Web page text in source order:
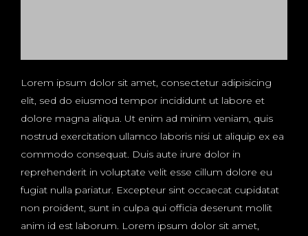
Lorem ipsum dolor sit amet, consectetur adipisicing
elit, sed do eiusmod tempor incididunt ut labore et
dolore magna aliqua. Ut enim ad minim veniam, quis
nostrud exercitation ullamco laboris nisi ut aliquip ex ea
commodo consequat. Duis aute irure dolor in
reprehenderit in voluptate velit esse cillum dolore eu
fugiat nulla pariatur. Excepteur sint occaecat cupidatat
non proident, sunt in culpa qui officia deserunt mollit
anim id est laborum. Lorem ipsum dolor sit amet,